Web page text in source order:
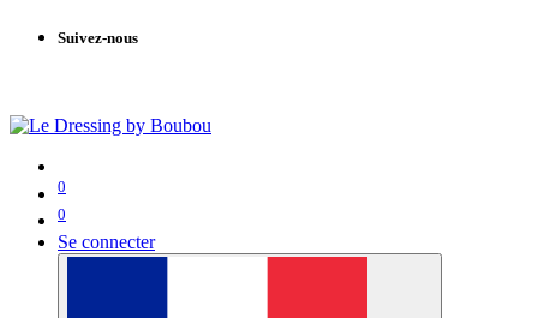
Suivez-nous
0
0
Se connecter